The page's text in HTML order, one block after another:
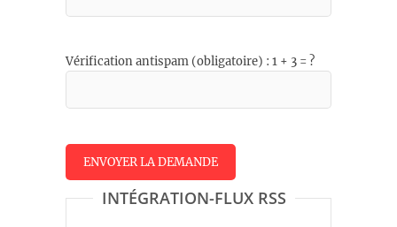
Vérification antispam (obligatoire) : 1 + 3 = ?
INTÉGRATION-FLUX RSS